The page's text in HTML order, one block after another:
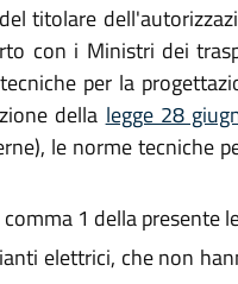
titolare
con i Ministri dei
per la
della legge 28
le norme tecniche
1 della presente
elettrici, che non